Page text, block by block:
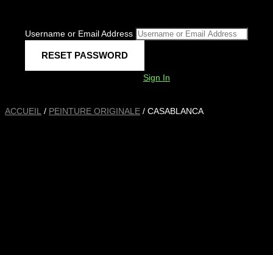
Username or Email Address
Sign In
ACCUEIL / PEINTURE ORIGINALE / CASABLANCA